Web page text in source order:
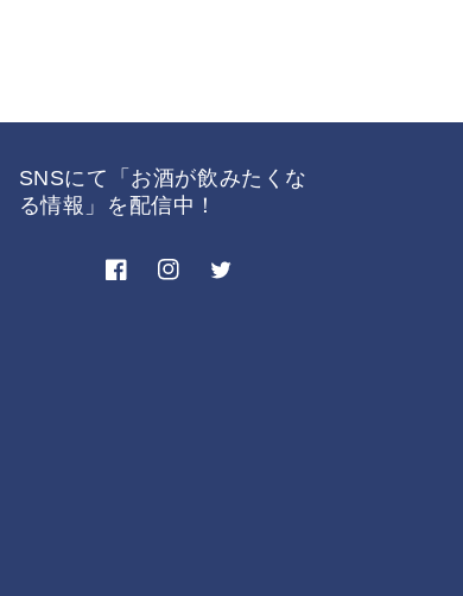
SNSにて「お酒が飲みたくな
る情報」を配信中！
FacebookInstagramTwitter